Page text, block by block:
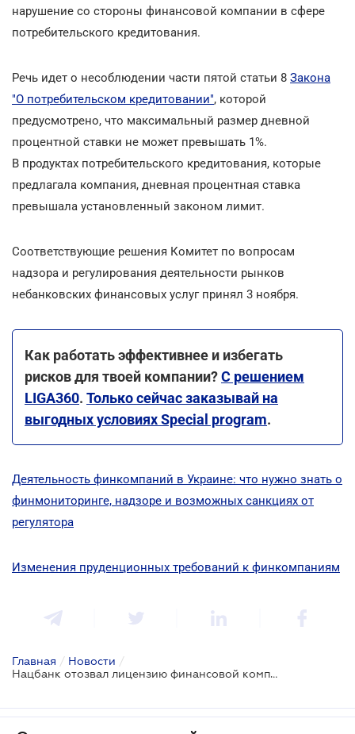
нарушение со стороны финансовой компании в сфере
потребительского кредитования.
Речь идет о несоблюдении части пятой статьи 8 Закона
"О потребительском кредитовании", которой
предусмотрено, что максимальный размер дневной
процентной ставки не может превышать 1%.
В продуктах потребительского кредитования, которые
предлагала компания, дневная процентная ставка
превышала установленный законом лимит.
Соответствующие решения Комитет по вопросам
надзора и регулирования деятельности рынков
небанковских финансовых услуг принял 3 ноября.
Как работать эффективнее и избегать
рисков для твоей компании?С решением
LIGA360. Только сейчас заказывай на
выгодных условиях Special program.
Деятельность финкомпаний в Украине: что нужно знать о
финмониторинге, надзоре и возможных санкциях от
регулятора
Изменения пруденционных требований к финкомпаниям
Главная / Новости /
Нацбанк отозвал лицензию финансовой компании, еще на одну - наложил штраф